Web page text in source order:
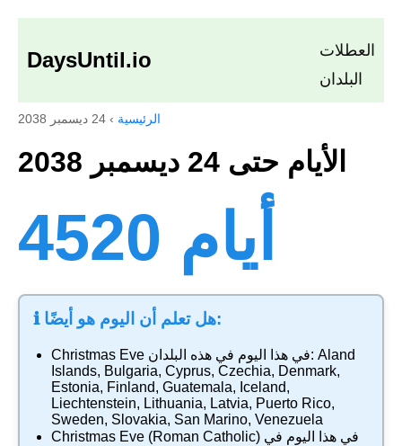
DaysUntil.io
العطلات
البلدان
الرئيسية › 24 ديسمبر 2038
الأيام حتى 24 ديسمبر 2038
4520 أيام
ℹ️ هل تعلم أن اليوم هو أيضًا:
Christmas Eve في هذا اليوم في هذه البلدان: Aland
Islands, Bulgaria, Cyprus, Czechia, Denmark,
Estonia, Finland, Guatemala, Iceland,
Liechtenstein, Lithuania, Latvia, Puerto Rico,
Sweden, Slovakia, San Marino, Venezuela
Christmas Eve (Roman Catholic)